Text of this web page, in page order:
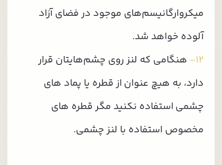
میکروارگانیسم‌های موجود در فضای آزاد
آلوده خواهد شد.
12-
هنگامی که لنز روی چشم‌هایتان قرار
دارد، به هیچ عنوان از قطره یا پماد های
چشمی استفاده نکنید مگر قطره های
مخصوص استفاده با لنز چشمی.